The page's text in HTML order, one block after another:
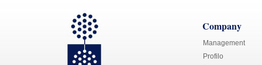
Company
Management
Profilo